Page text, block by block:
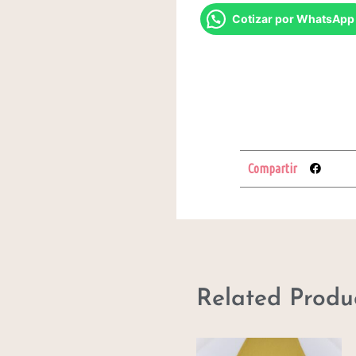
Cotizar por WhatsApp
Compartir
Related